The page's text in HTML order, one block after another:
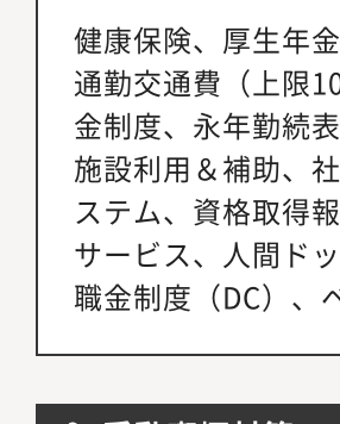
健康保険、厚生年
通勤交通費（上限
金制度、永年勤続
施設利用＆補助、
ステム、資格取得
サービス、人間ド
職金制度（DC）、